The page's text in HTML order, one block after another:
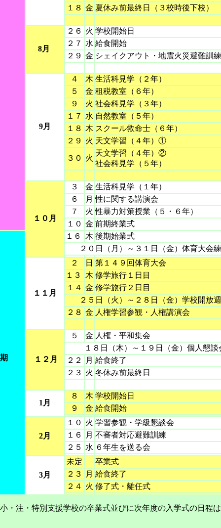
１８ 金 夏休み前最終日（３校時後下校）
8月
２６ 火 学校開始日
２７
水 給食開始
２９ 金 シェイクアウト・地震火災避難訓練
9月
４ 木 生活科見学（２年）
５
金 租税教室（６年）
９
火 社会科見学（３年）
１７
水 自然教室（５年）
１８ 木 スクール救命士（６年）
２９
火 天文学習（４年）①
３０ 火
天文学習（４年）②
社会科見学（５年）
１０月
３ 金 生活科見学（１年）
６
月 性に関する講演会
７
火 性暴力対策授業（５・６年）
１０ 金 前期終業式
１６ 木 後期始業式
２０日（月）～３１日（金）体育大会
１１月
２ 日 第１４９回体育大会
１３
木 修学旅行１日目
１４ 金 修学旅行２日目
２５日（火）～２８日（金）学校開放
２８ 金 人権学習参観・人権講演会
１２月
５ 金 人権・平和集会
１８日（木）～１９日（金）個人懇談
２２
月 給食終了
２３ 火 冬休み前最終日
1月
８ 木 学校開始日
９
金 給食開始
2月
１０ 火 学習参観・学級懇談会
１６
月 不審者対応避難訓練
２５
水 ６年生を送る会
3月
未定
卒業式
２３
月 給食終了
２４ 火 修了式・離任式
・注・特別支援学校の卒業式並びに次年度の入学式の日程は